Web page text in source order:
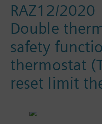
RAZ12/2020
Double
safety
thermostat
reset limit